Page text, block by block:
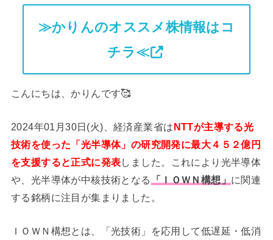
≫かりんのオススメ株情報はコ
チラ≪
こんにちは、かりんです🥰
2024年01月30日(火)、経済産業省はNTTが主導する光
技術を使った「光半導体」の研究開発に最大４５２億円
を支援すると正式に発表しました。これにより光半導体
や、光半導体が中核技術となる
「ＩＯＷＮ構想」 に関連
する銘柄に注目が集まりました。
ＩＯＷＮ構想とは、「光技術」を応用して低遅延・低消